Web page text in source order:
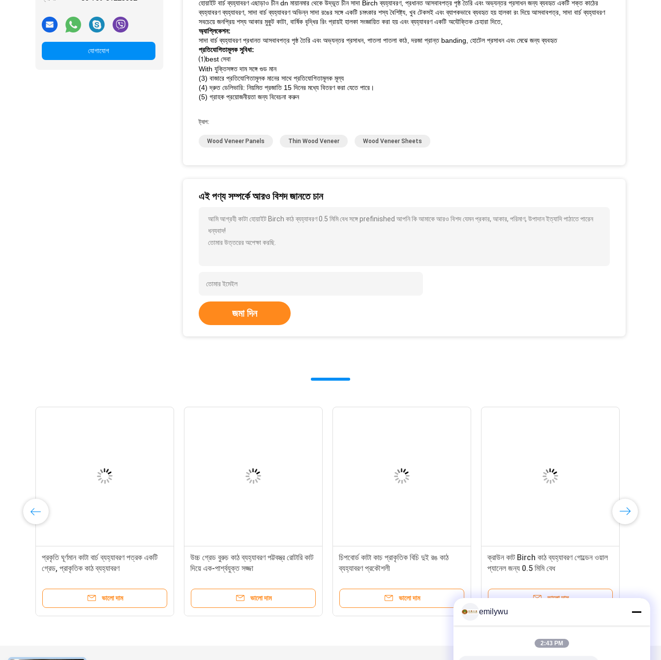
যোগাযোগ
হোয়াইট বার্চ ব্যহ্যাবরণ এছাড়াও চীন dn মায়ানমার থেকে উদ্ভূত চীন সাদা Birch ব্যহ্যাবরণ, প্রধানত আসবাবপত্র পৃষ্ঠ তৈরি এবং অভ্যন্তর প্রসাধন জন্য ব্যবহৃত একটি শক্ত কাঠের
ব্যহ্যাবরণ ব্যহ্যাবরণ, সাদা বার্চ ব্যহ্যাবরণ অভিন্ন সাদা রঙের সঙ্গে একটি চমৎকার শস্য বৈশিষ্ট্য, খুব টেকসই এবং ব্যাপকভাবে ব্যবহৃত হয় হালকা রং দিয়ে আসবাবপত্র, সাদা বার্চ ব্যহ্যাবরণ
সবচেয়ে জনপ্রিয় শস্য আকার মুকুট কাটা, বার্ষিক বৃদ্ধির রিং প্রায়ই হালকা সংজ্ঞায়িত করা হয় এবং ব্যহ্যাবরণ একটি অযৌক্তিক চেহারা দিতে,
অ্যাপ্লিকেশন:
সাদা বার্চ ব্যহ্যাবরণ প্রধানত আসবাবপত্র পৃষ্ঠ তৈরি এবং অভ্যন্তর প্রসাধন, পাতলা পাতলা কাঠ, দরজা প্রান্ত banding, হোটেল প্রসাধন এবং মেঝে জন্য ব্যবহৃত
প্রতিযোগিতামূলক সুবিধা:
⑴best সেবা
With যুক্তিসঙ্গত দাম সঙ্গে গুড মান
(3) বাজারে প্রতিযোগিতামূলক মানের সাথে প্রতিযোগিতামূলক মূল্য
(4) দ্রুত ডেলিভারি: নিয়মিত প্রজাতি 15 দিনের মধ্যে বিতরণ করা যেতে পারে।
(5) গ্রাহক প্রয়োজনীয়তা জন্য বিবেচনা করুন
ট্যাগ:
Wood Veneer Panels Thin Wood Veneer Wood Veneer Sheets
এই পণ্য সম্পর্কে আরও বিশদ জানতে চান
আমি আগ্রহী কাটা হোয়াইট Birch কাঠ ব্যহ্যাবরণ 0.5 মিমি বেধ সঙ্গে prefinished আপনি কি আমাকে আরও বিশদ যেমন প্রকার, আকার, পরিমাণ, উপাদান ইত্যাদি পাঠাতে পারেন
ধন্যবাদ!
তোমার উত্তরের অপেক্ষা করছি.
জমা দিন
প্রকৃতি ঘূর্ণমান কাটা বার্চ ব্যহ্যাবরণ পত্রক একটি
গ্রেড, প্রাকৃতিক কাঠ ব্যহ্যাবরণ
ভালো দাম
উচ্চ গ্রেড বুরুচ কাঠ ব্যহ্যাবরণ পট্টবস্ত্র রোটারি কাট
দিয়ে এক-পার্শ্বযুক্ত সজ্জা
ভালো দাম
চিপবোর্ড কাটা কাচ প্রাকৃতিক বিচি দুই রঙ কাঠ
ব্যহ্যাবরণ প্রকৌশলী
ভালো দাম
ক্রাউন কাট Birch কাঠ ব্যহ্যাবরণ গোল্ডেন ওয়াল
প্যানেল জন্য 0.5 মিমি বেধ
ভালো দাম
emilywu
2:43 PM